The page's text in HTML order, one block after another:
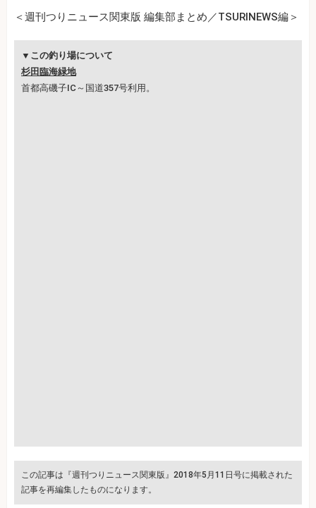
＜週刊つりニュース関東版 編集部まとめ／TSURINEWS編＞
▼この釣り場について
杉田臨海緑地
首都高磯子IC～国道357号利用。
この記事は『週刊つりニュース関東版』2018年5月11日号に掲載された
記事を再編集したものになります。